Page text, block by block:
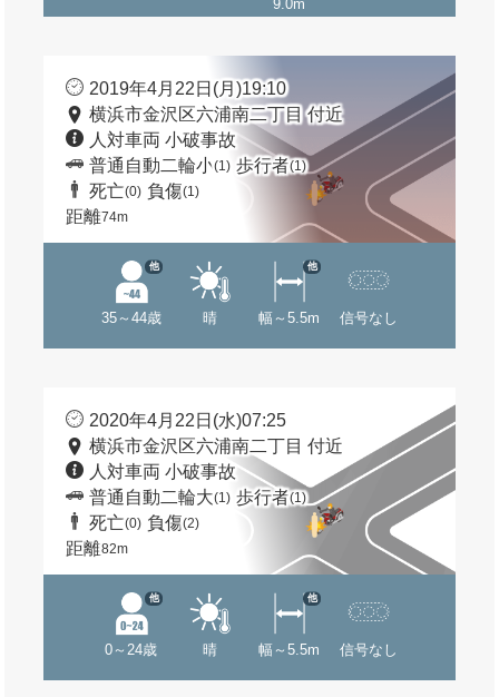
9.0m
2019年4月22日(月)19:10
横浜市金沢区六浦南二丁目 付近
人対車両 小破事故
普通自動二輪小(1) 歩行者(1)
死亡(0) 負傷(1)
距離74m
35～44歳
他
晴 幅～5.5m
他
信号なし
2020年4月22日(水)07:25
横浜市金沢区六浦南二丁目 付近
人対車両 小破事故
普通自動二輪大(1) 歩行者(1)
死亡(0) 負傷(2)
距離82m
0～24歳
他
晴 幅～5.5m
他
信号なし